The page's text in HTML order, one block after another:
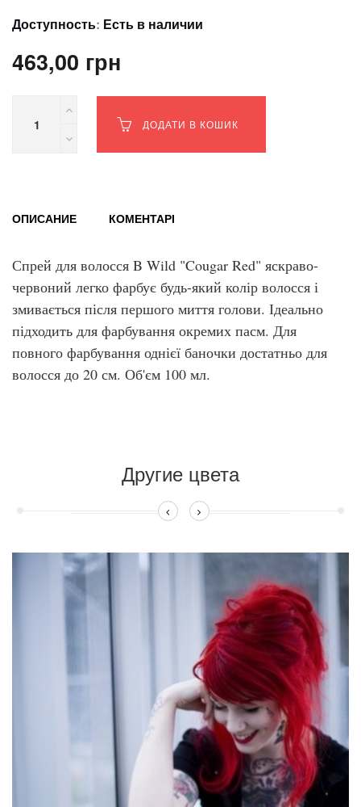
Доступность: Есть в наличии
463,00 грн
ОПИСАНИЕ КОМЕНТАРІ
Спрей для волосся B Wild "Cougar Red" яскраво-
червоний легко фарбує будь-який колір волосся і
змивається після першого миття голови. Ідеально
підходить для фарбування окремих пасм. Для
повного фарбування однієї баночки достатньо для
волосся до 20 см. Об'єм 100 мл.
Другие цвета